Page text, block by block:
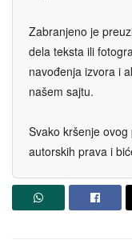
Zabranjeno je
dela teksta ili
navođenja izvora i
našem sajtu.
Svako kršenje
autorskih prava i